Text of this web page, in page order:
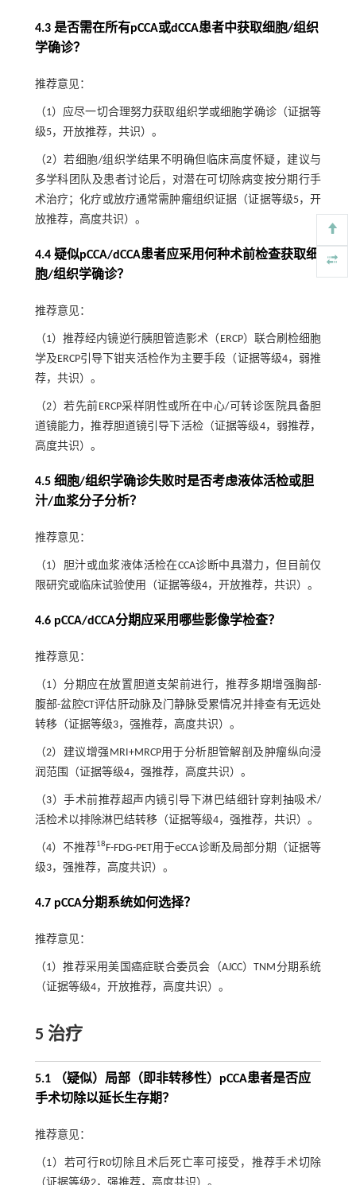
4.3 是否需在所有pCCA或dCCA患者中获取细胞/组织
学确诊？
推荐意见：
（1）应尽一切合理努力获取组织学或细胞学确诊（证据等
级5，开放推荐，共识）。
（2）若细胞/组织学结果不明确但临床高度怀疑，建议与
多学科团队及患者讨论后，对潜在可切除病变按分期行手
术治疗；化疗或放疗通常需肿瘤组织证据（证据等级5，开
放推荐，高度共识）。
4.4 疑似pCCA/dCCA患者应采用何种术前检查获取细
胞/组织学确诊？
推荐意见：
（1）推荐经内镜逆行胰胆管造影术（ERCP）联合刷检细胞
学及ERCP引导下钳夹活检作为主要手段（证据等级4，弱推
荐，共识）。
（2）若先前ERCP采样阴性或所在中心/可转诊医院具备胆
道镜能力，推荐胆道镜引导下活检（证据等级4，弱推荐，
高度共识）。
4.5 细胞/组织学确诊失败时是否考虑液体活检或胆
汁/血浆分子分析？
推荐意见：
（1）胆汁或血浆液体活检在CCA诊断中具潜力，但目前仅
限研究或临床试验使用（证据等级4，开放推荐，共识）。
4.6 pCCA/dCCA分期应采用哪些影像学检查？
推荐意见：
（1）分期应在放置胆道支架前进行，推荐多期增强胸部-
腹部-盆腔CT评估肝动脉及门静脉受累情况并排查有无远处
转移（证据等级3，强推荐，高度共识）。
（2）建议增强MRI+MRCP用于分析胆管解剖及肿瘤纵向浸
润范围（证据等级4，强推荐，高度共识）。
（3）手术前推荐超声内镜引导下淋巴结细针穿刺抽吸术/
活检术以排除淋巴结转移（证据等级4，强推荐，共识）。
（4）不推荐18F-FDG-PET用于eCCA诊断及局部分期（证据等
级3，强推荐，高度共识）。
4.7 pCCA分期系统如何选择？
推荐意见：
（1）推荐采用美国癌症联合委员会（AJCC）TNM分期系统
（证据等级4，开放推荐，高度共识）。
5 治疗
5.1 （疑似）局部（即非转移性）pCCA患者是否应
手术切除以延长生存期？
推荐意见：
（1）若可行R0切除且术后死亡率可接受，推荐手术切除